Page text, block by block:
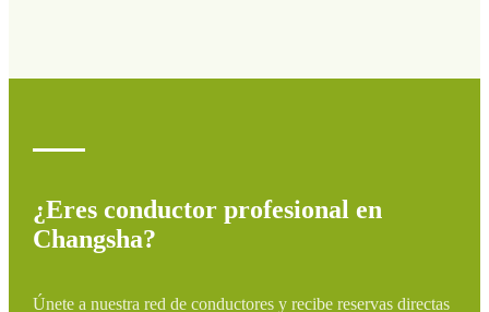
¿Eres conductor profesional en
Changsha?
Únete a nuestra red de conductores y recibe reservas directas